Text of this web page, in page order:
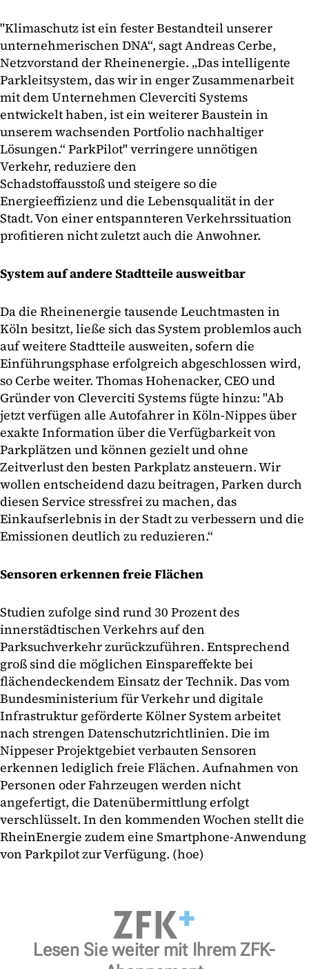
"Klimaschutz ist ein fester Bestandteil unserer
unternehmerischen DNA“, sagt Andreas Cerbe,
Netzvorstand der Rheinenergie. „Das intelligente
Parkleitsystem, das wir in enger Zusammenarbeit
mit dem Unternehmen Cleverciti Systems
entwickelt haben, ist ein weiterer Baustein in
unserem wachsenden Portfolio nachhaltiger
Lösungen.“ ParkPilot" verringere unnötigen
Verkehr, reduziere den
Schadstoffausstoß und steigere so die
Energieeffizienz und die Lebensqualität in der
Stadt. Von einer entspannteren Verkehrssituation
profitieren nicht zuletzt auch die Anwohner.
System auf andere Stadtteile ausweitbar
Da die Rheinenergie tausende Leuchtmasten in
Köln besitzt, ließe sich das System problemlos auch
auf weitere Stadtteile ausweiten, sofern die
Einführungsphase erfolgreich abgeschlossen wird,
so Cerbe weiter. Thomas Hohenacker, CEO und
Gründer von Cleverciti Systems fügte hinzu: "Ab
jetzt verfügen alle Autofahrer in Köln-Nippes über
exakte Information über die Verfügbarkeit von
Parkplätzen und können gezielt und ohne
Zeitverlust den besten Parkplatz ansteuern. Wir
wollen entscheidend dazu beitragen, Parken durch
diesen Service stressfrei zu machen, das
Einkaufserlebnis in der Stadt zu verbessern und die
Emissionen deutlich zu reduzieren.“
Sensoren erkennen freie Flächen
Studien zufolge sind rund 30 Prozent des
innerstädtischen Verkehrs auf den
Parksuchverkehr zurückzuführen. Entsprechend
groß sind die möglichen Einspareffekte bei
flächendeckendem Einsatz der Technik. Das vom
Bundesministerium für Verkehr und digitale
Infrastruktur geförderte Kölner System arbeitet
nach strengen Datenschutzrichtlinien. Die im
Nippeser Projektgebiet verbauten Sensoren
erkennen lediglich freie Flächen. Aufnahmen von
Personen oder Fahrzeugen werden nicht
angefertigt, die Datenübermittlung erfolgt
verschlüsselt. In den kommenden Wochen stellt die
RheinEnergie zudem eine Smartphone-Anwendung
von Parkpilot zur Verfügung. (hoe)
Lesen Sie weiter mit Ihrem ZFK-